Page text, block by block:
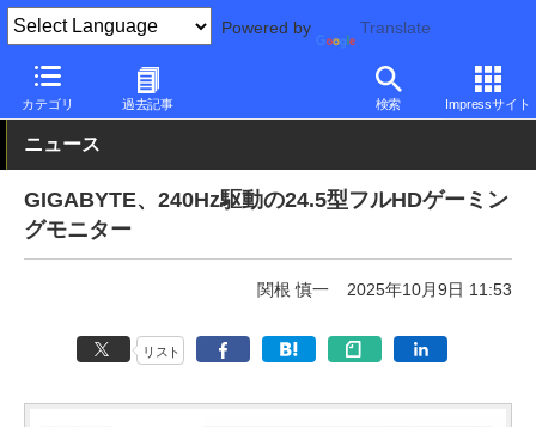
Powered by Translate
カテゴリ 過去記事 検索 Impressサイト
PC Watch 半導体/周辺機器 GIGABYTE
ニュース
GIGABYTE、240Hz駆動の24.5型フルHDゲーミン
グモニター
関根 慎一 2025年10月9日 11:53
リスト